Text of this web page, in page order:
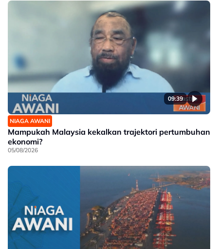
09:39
NIAGA AWANI
Mampukah Malaysia kekalkan trajektori pertumbuhan
ekonomi?
05/08/2026